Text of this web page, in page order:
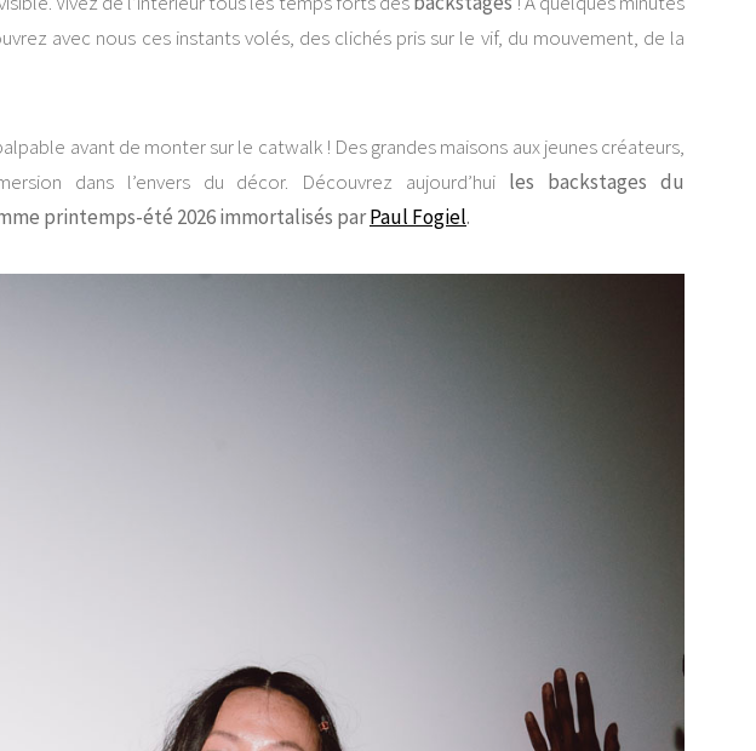
avec nous ces instants volés, des clichés pris sur le vif, du mouvement, de la
avant de monter sur le catwalk ! Des grandes maisons aux jeunes créateurs,
dans l’envers du décor. Découvrez aujourd’hui les backstages du
printemps-été 2026 immortalisés parPaul Fogiel.